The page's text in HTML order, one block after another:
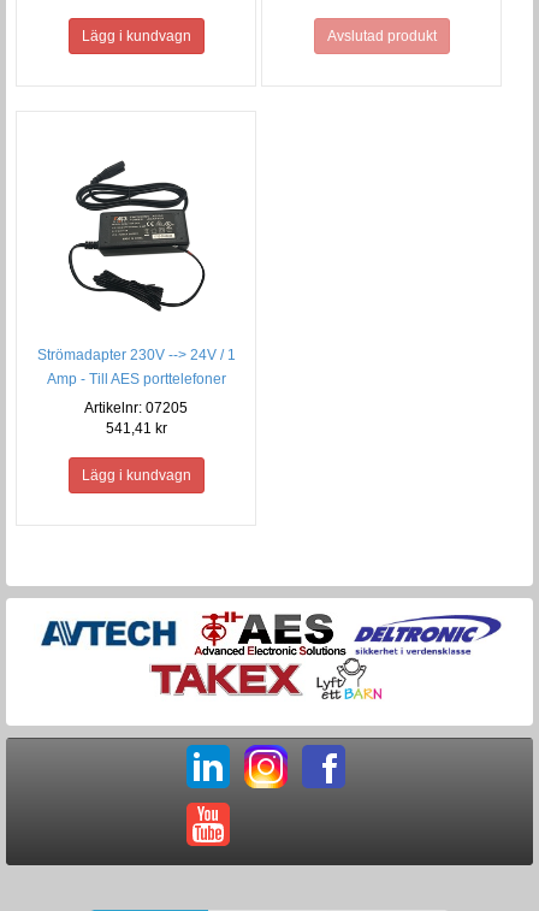
Avslutad produkt
Strömadapter 230V --> 24V / 1
Amp - Till AES porttelefoner
Artikelnr: 07205
541,41 kr